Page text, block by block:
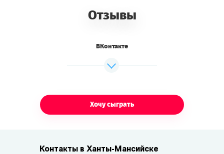
Отзывы
ВКонтакте
Хочу сыграть
Контакты в Ханты-Мансийске